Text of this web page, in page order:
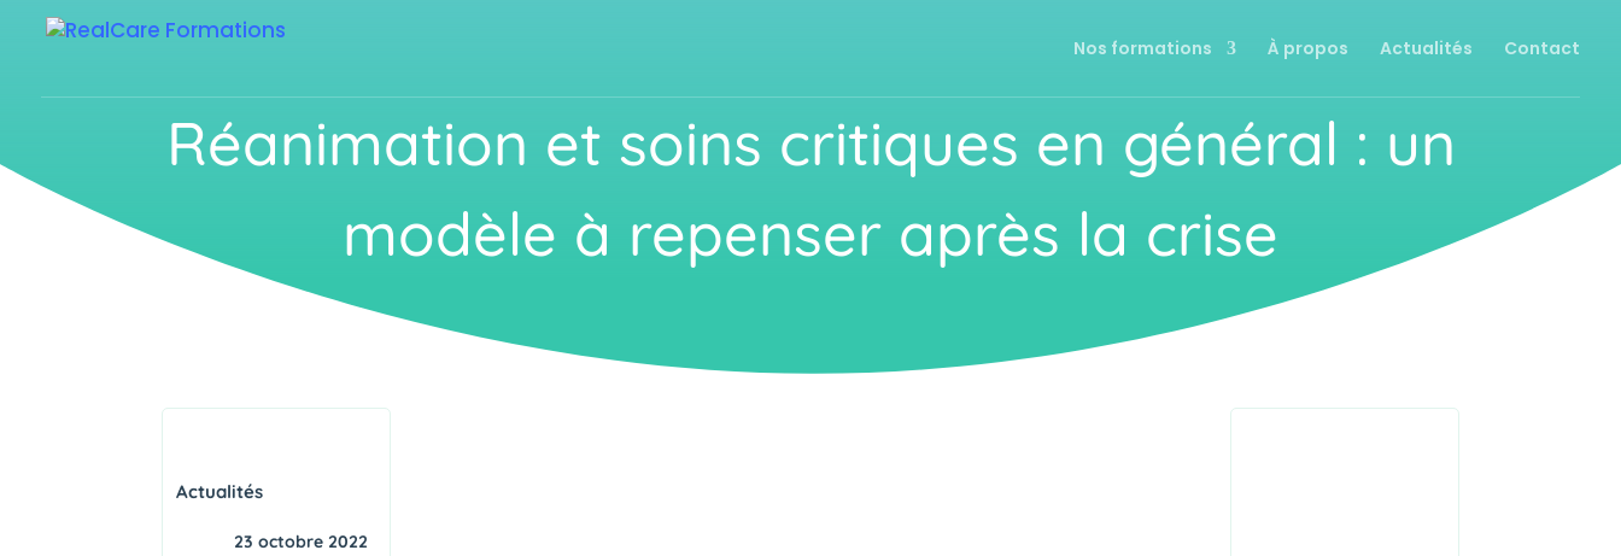
Nos formations À propos Actualités Contact
Réanimation et soins critiques en général : un
modèle à repenser après la crise
Actualités
23 octobre 2022